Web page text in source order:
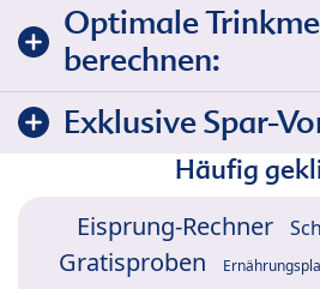
Optimale
berechnen:
Exklusive Spar-
Häufig
Eisprung-Rechner
Gratisproben